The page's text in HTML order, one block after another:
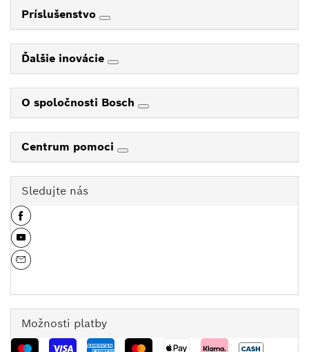
Príslušenstvo
Ďalšie inovácie
O spoločnosti Bosch
Centrum pomoci
Sledujte nás
Možnosti platby